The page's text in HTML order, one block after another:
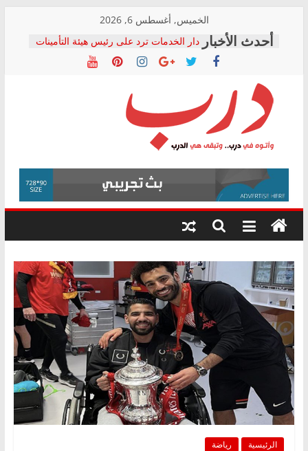
content
الخميس, أغسطس 6, 2026
دار الخدمات ترد على رئيس هيئة التأمينات
بعد مؤتمره الصحفي: إنكار الأزمة لا ينهي
معاناة أصحاب المعاشات.. ونطالب بكشف
فرحات سليمان يكتب: القطاع الصحي إلى
أين؟
حزب التحالف الشعبي يطلق لجنة “الحق
في الصحة” بالإسكندرية لرصد الانتهاكات
ودعم المرضى
الوزاري لمدينة الصحفيين.. وانتهاء أعمال
إنشاء المبنى الإداري
المجلس القومي لحقوق الإنسان يعلن
متابعة قضية الدكتور محمد زهران.. ويؤكد:
قرينة البراءة وضمانات المحاكمة العادلة
درب
وأتوه
درب..
وتبقى
هي
الرئيسية رياضة